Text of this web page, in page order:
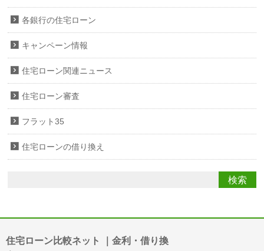
各銀行の住宅ローン
キャンペーン情報
住宅ローン関連ニュース
住宅ローン審査
フラット35
住宅ローンの借り換え
住宅ローン比較ネット ｜金利・借り換